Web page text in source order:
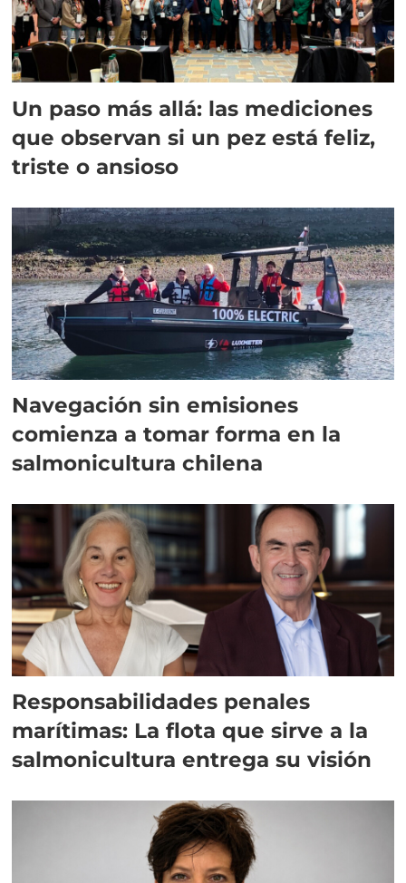
Un paso más allá: las mediciones
que observan si un pez está feliz,
triste o ansioso
Navegación sin emisiones
comienza a tomar forma en la
salmonicultura chilena
Responsabilidades penales
marítimas: La flota que sirve a la
salmonicultura entrega su visión